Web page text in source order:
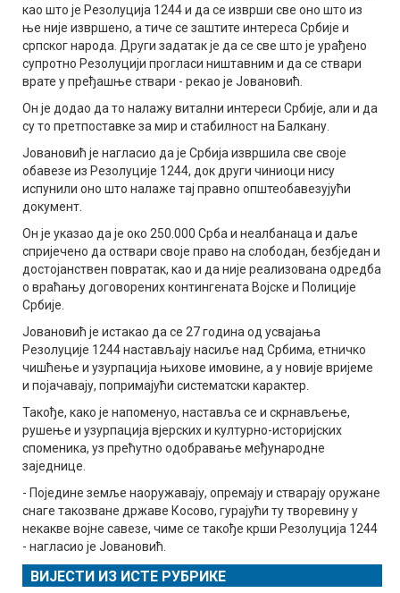
као што је Резолуција 1244 и да се изврши све оно што из
ње није извршено, а тиче се заштите интереса Србије и
српског народа. Други задатак је да се све што је урађено
супротно Резолуцији прогласи ништавним и да се ствари
врате у пређашње ствари - рекао је Јовановић.
Он је додао да то налажу витални интереси Србије, али и да
су то претпоставке за мир и стабилност на Балкану.
Јовановић је нагласио да је Србија извршила све своје
обавезе из Резолуције 1244, док други чиниоци нису
испунили оно што налаже тај правно општеобавезујући
документ.
Он је указао да је око 250.000 Срба и неалбанаца и даље
спријечено да оствари своје право на слободан, безбједан и
достојанствен повратак, као и да није реализована одредба
о враћању договорених контингената Војске и Полиције
Србије.
Јовановић је истакао да се 27 година од усвајања
Резолуције 1244 настављају насиље над Србима, етничко
чишћење и узурпација њихове имовине, а у новије вријеме
и појачавају, попримајући систематски карактер.
Такође, како је напоменуо, наставља се и скрнављење,
рушење и узурпација вјерских и културно-историјских
споменика, уз прећутно одобравање међународне
заједнице.
- Поједине земље наоружавају, опремају и стварају оружане
снаге такозване државе Косово, гурајући ту творевину у
некакве војне савезе, чиме се такође крши Резолуција 1244
- нагласио је Јовановић.
ВИЈЕСТИ ИЗ ИСТЕ РУБРИКЕ